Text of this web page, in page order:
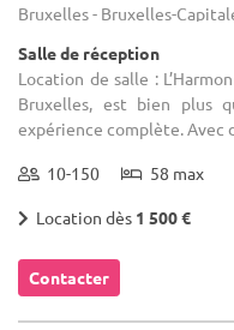
Bruxelles - Bruxelles-
Salle de réception
Location de salle :
Bruxelles, est bien plus
expérience complète. Avec
10-150 58 max
Location dès 1 500 €
Contacter